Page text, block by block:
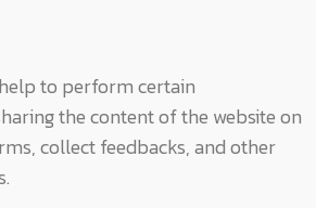
to perform certain
the content of the website on
collect feedbacks, and other